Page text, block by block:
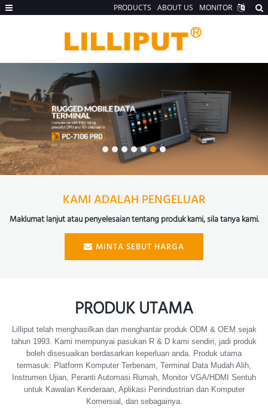
KAMI ADALAH PENGELUAR
Maklumat lanjut atau penyelesaian tentang produk kami, sila tanya kami.
MINTA SEBUT HARGA
PRODUK UTAMA
Lilliput telah menghasilkan dan menghantar produk ODM & OEM sejak
tahun 1993. Kami mempunyai pasukan R & D kami sendiri, jadi produk
boleh disesuaikan berdasarkan keperluan anda. Produk utama
termasuk: Platform Komputer Terbenam, Terminal Data Mudah Alih,
Instrumen Ujian, Peranti Automasi Rumah, Monitor VGA/HDMI Sentuh
untuk Kawalan Kenderaan, Aplikasi Perindustrian dan Komputer
Komersial, dan sebagainya.
PRODUCTS ABOUT US MONITOR